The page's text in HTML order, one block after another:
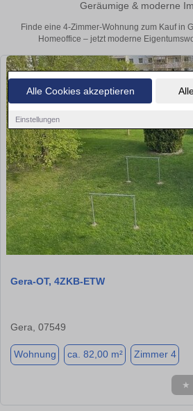
Alle Cookies akzeptieren
Einstellungen
Geräumige & moderne
Finde eine 4-Zimmer-Wohnung zum Kauf in
Homeoffice – jetzt moderne
Gera-OT, 4ZKB-ETW
Gera, 07549
Wohnung ca. 82,00 m² Zimmer 4
★